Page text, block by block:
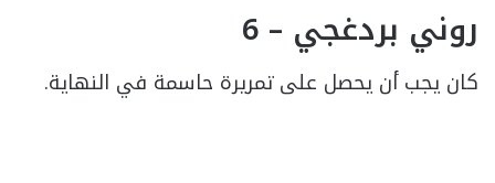
روني بردغجي – 6
كان يجب أن يحصل على تمريرة حاسمة في النهاية.